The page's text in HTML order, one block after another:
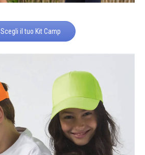
Scegli il tuo Kit Camp